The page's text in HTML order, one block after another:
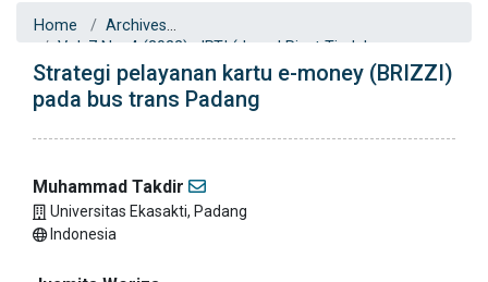
Home
Archives
Vol. 7 No. 4 (2022): JRTI (Jurnal Riset Tindakan
Indonesia)
Articles
Strategi pelayanan kartu e-money (BRIZZI)
pada bus trans Padang
Muhammad Takdir
Universitas Ekasakti, Padang
Indonesia